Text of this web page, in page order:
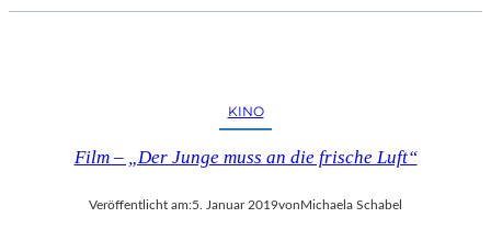
KINO
Film – „Der Junge muss an die frische Luft“
Veröffentlicht am:5. Januar 2019vonMichaela Schabel